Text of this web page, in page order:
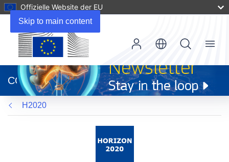
Skip to main content
Offizielle Website der EU
neuem
Fenster)
CORDIS
Menu
H2020